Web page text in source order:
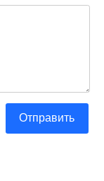
Отправить